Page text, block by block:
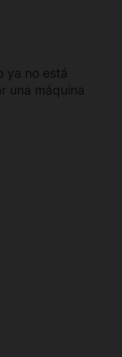
ya no está
una máquina